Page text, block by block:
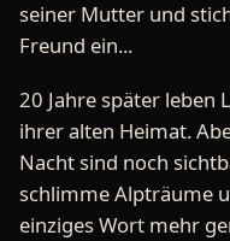
seiner Mutter und
Freund ein...
20 Jahre später leben
ihrer alten Heimat.
Nacht sind noch
schlimme Alpträume
einziges Wort mehr